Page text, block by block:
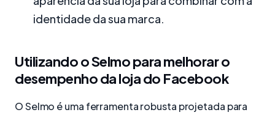
identidade da sua marca.
Utilizando o Selmo para melhorar o
desempenho da loja do Facebook
O Selmo é uma ferramenta robusta projetada para